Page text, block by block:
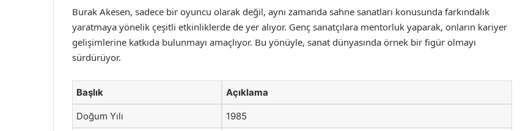
Burak Akesen, sadece bir oyuncu olarak değil, aynı zamanda sahne sanatları konusunda farkındalık
yaratmaya yönelik çeşitli etkinliklerde de yer alıyor. Genç sanatçılara mentorluk yaparak, onların kariyer
gelişimlerine katkıda bulunmayı amaçlıyor. Bu yönüyle, sanat dünyasında örnek bir figür olmayı
sürdürüyor.
Başlık Açıklama
Doğum Yılı 1985